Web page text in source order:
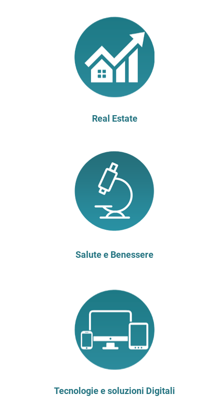
Real Estate
Salute e Benessere
Tecnologie e soluzioni Digitali